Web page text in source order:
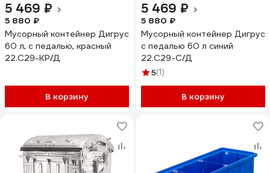
5 469 ₽
5 880 ₽
Мусорный контейнер Дигрус
60 л, с педалью, красный
22.С29-КР/Д
В корзину
5 469 ₽
5 880 ₽
Мусорный контейнер Дигрус
с педалью 60 л синий
22.С29-С/Д
5(1)
В корзину